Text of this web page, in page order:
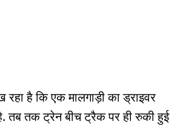
रहा है कि एक मालगाड़ी का ड्राइवर
तब तक ट्रेन बीच ट्रैक पर ही रुकी हुई